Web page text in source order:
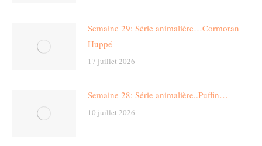
Semaine 29: Série animalière…Cormoran
Huppé
17 juillet 2026
Semaine 28: Série animalière..Puffin…
10 juillet 2026